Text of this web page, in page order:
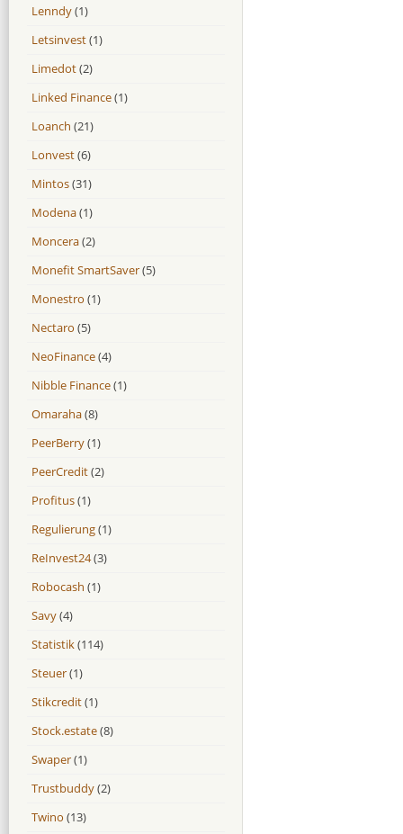
Lenndy(1)
Letsinvest(1)
Limedot(2)
Linked Finance(1)
Loanch (21)
Lonvest(6)
Mintos(31)
Modena(1)
Moncera(2)
Monefit SmartSaver(5)
Monestro (1)
Nectaro (5)
NeoFinance(4)
Nibble Finance(1)
Omaraha(8)
PeerBerry(1)
PeerCredit(2)
Profitus(1)
Regulierung(1)
ReInvest24(3)
Robocash (1)
Savy(4)
Statistik(114)
Steuer(1)
Stikcredit(1)
Stock.estate(8)
Swaper(1)
Trustbuddy(2)
Twino (13)